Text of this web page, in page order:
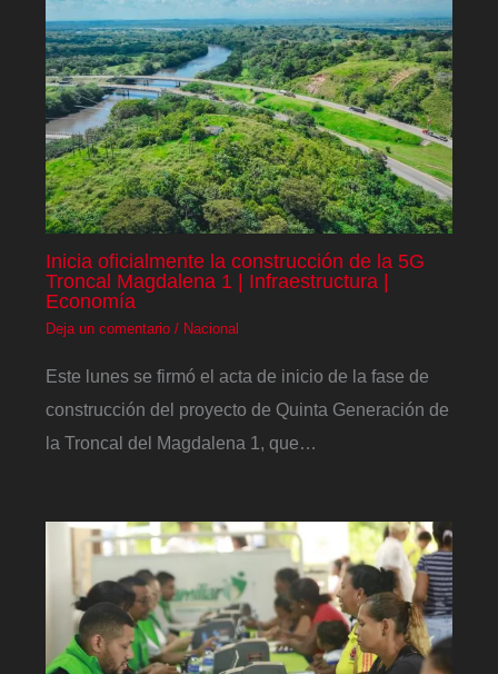
Inicia oficialmente la construcción de la 5G
Troncal Magdalena 1 | Infraestructura |
Economía
Deja un comentario / Nacional
Este lunes se firmó el acta de inicio de la fase de
construcción del proyecto de Quinta Generación de
la Troncal del Magdalena 1, que…